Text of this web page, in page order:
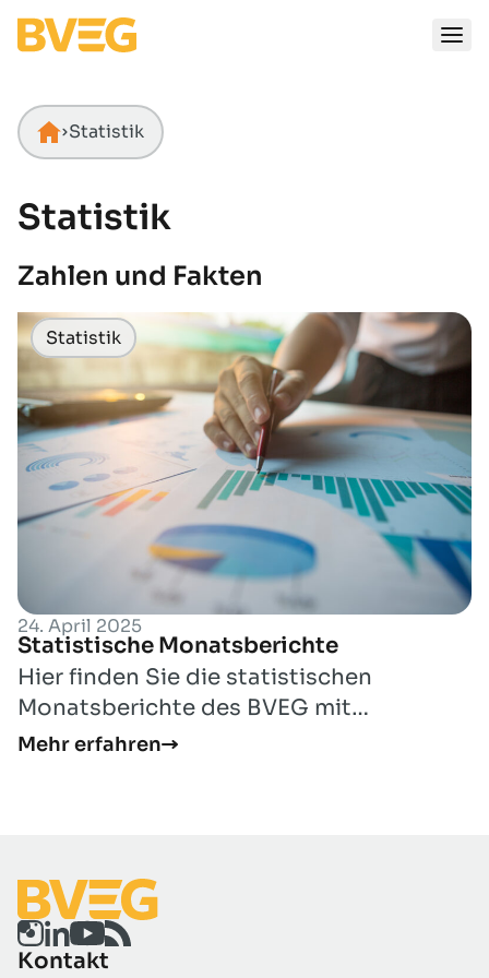
Startseite
Statistik
Statistik
Zahlen und Fakten
Statistik
24. April 2025
Statistische Monatsberichte
Hier finden Sie die statistischen
Monatsberichte des BVEG mit
Informationen zur Erdöl- und
Mehr erfahren
Kontakt